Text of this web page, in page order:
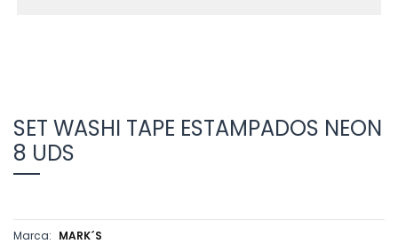
SET WASHI TAPE ESTAMPADOS NEON
8 UDS
Marca: MARK´S